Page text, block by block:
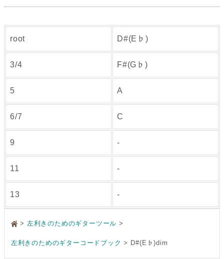
root D#(E♭)
3/4 F#(G♭)
5 A
6/7 C
9 -
11 -
13 -
> 左利きのためのギターツール
左利きのためのギターコードブック D#(E♭)dim